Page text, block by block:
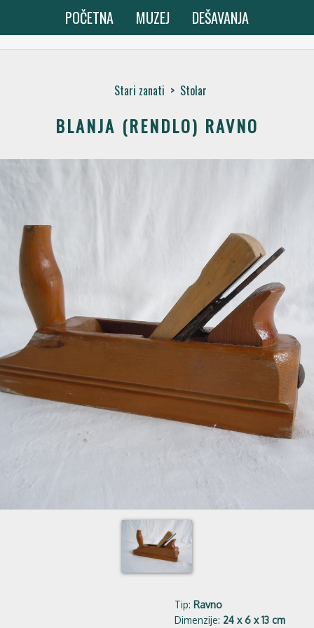
POČETNA MUZEJ DEŠAVANJA
Stari zanati > Stolar
BLANJA (RENDLO) RAVNO
Tip: Ravno
Dimenzije: 24 x 6 x 13 cm